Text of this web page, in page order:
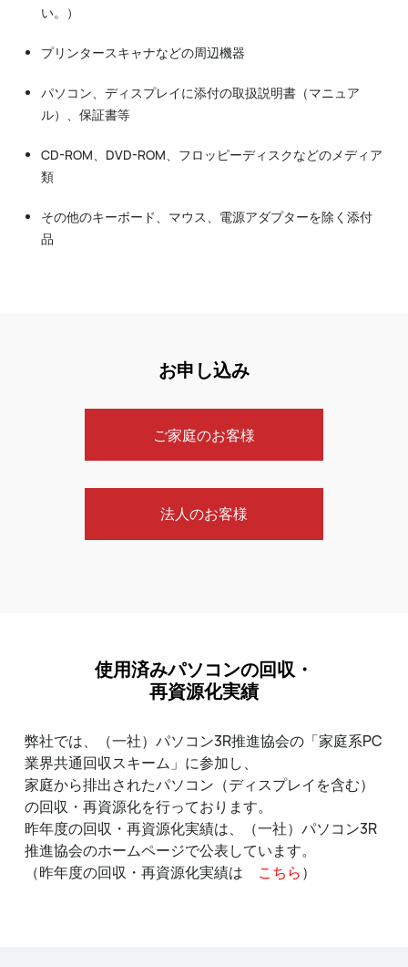
い。）
プリンタースキャナなどの周辺機器
パソコン、ディスプレイに添付の取扱説明書（マニュア
ル）、保証書等
CD-ROM、DVD-ROM、フロッピーディスクなどのメディア
類
その他のキーボード、マウス、電源アダプターを除く添付
品
お申し込み
ご家庭のお客様
法人のお客様
使用済みパソコンの回収・
再資源化実績
弊社では、（一社）パソコン3R推進協会の「家庭系PC
業界共通回収スキーム」に参加し、
家庭から排出されたパソコン（ディスプレイを含む）
の回収・再資源化を行っております。
昨年度の回収・再資源化実績は、（一社）パソコン3R
推進協会のホームページで公表しています。
（昨年度の回収・再資源化実績は こちら）